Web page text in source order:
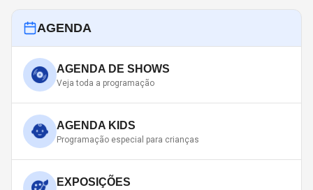
AGENDA
AGENDA DE SHOWS
Veja toda a programação
AGENDA KIDS
Programação especial para crianças
EXPOSIÇÕES